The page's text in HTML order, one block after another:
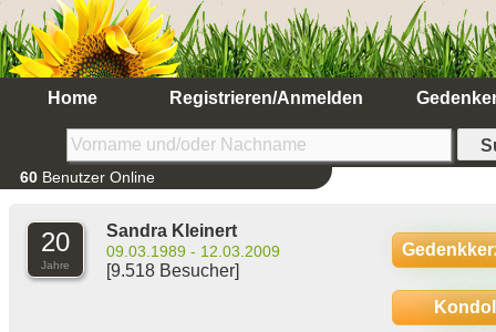
Home Registrieren/Anmelden
60 Benutzer Online
20
Jahre
Sandra Kleinert
09.03.1989 - 12.03.2009
[9.518 Besucher]